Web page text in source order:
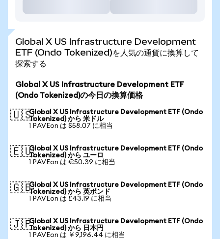
Global X US Infrastructure Development
ETF (Ondo Tokenized)を人気の通貨に換算して
探索する
Global X US Infrastructure Development ETF
(Ondo Tokenized)の今日の換算価格
🇺🇸Global X US Infrastructure Development ETF (Ondo
Tokenized) から 米ドル
1 PAVEon は $58.07 に相当
🇪🇺Global X US Infrastructure Development ETF (Ondo
Tokenized) から ユーロ
1 PAVEon は €50.39 に相当
🇬🇧Global X US Infrastructure Development ETF (Ondo
Tokenized) から 英ポンド
1 PAVEon は £43.19 に相当
🇯🇵Global X US Infrastructure Development ETF (Ondo
Tokenized) から 日本円
1 PAVEon は ￥9,196.44 に相当